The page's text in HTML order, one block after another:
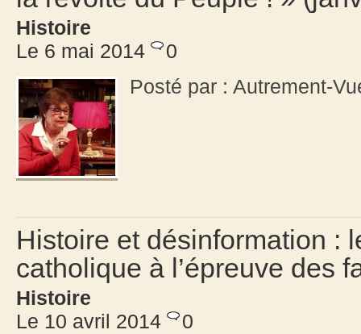
Histoire
Le 6 mai 2014
0
Posté par : Autrement-
Histoire et désinformation :
catholique à l’épreuve des
Histoire
Le 10 avril 2014
0